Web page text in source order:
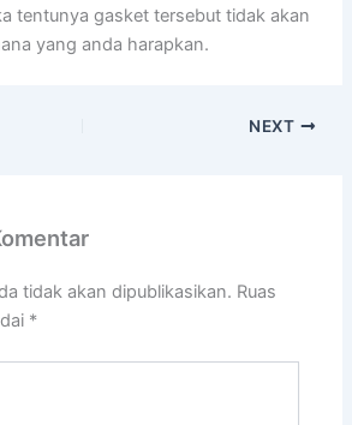
tentunya gasket tersebut tidak akan
yang anda harapkan.
NEXT
tidak akan dipublikasikan. Ruas
*